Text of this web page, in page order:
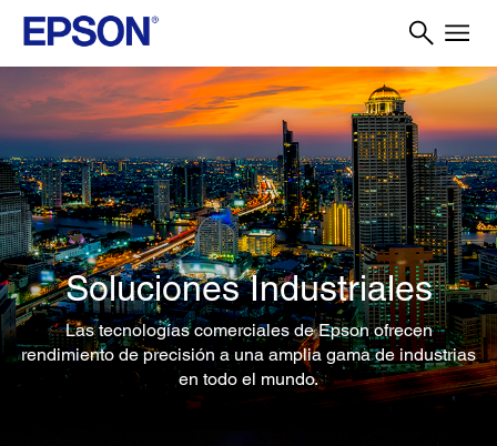
Soluciones Industriales
Las tecnologías comerciales de Epson ofrecen
rendimiento de precisión a una amplia gama de industrias
en todo el mundo.